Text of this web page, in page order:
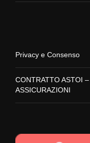
Privacy e Consenso
CONTRATTO ASTOI
ASSICURAZIONI